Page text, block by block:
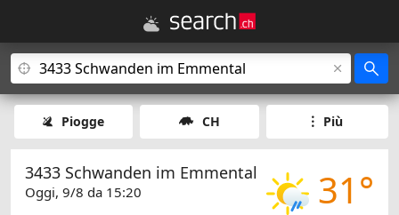
Piogge CH Più
31°
3433 Schwanden im Emmental
Oggi, 9/8 da 15:20